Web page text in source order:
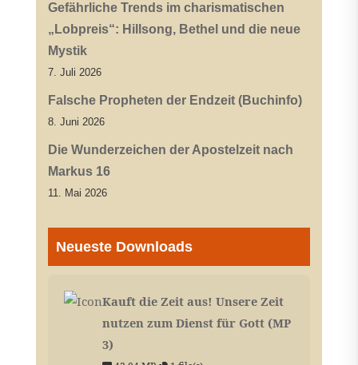
Gefährliche Trends im charismatischen
„Lobpreis“: Hillsong, Bethel und die neue
Mystik
7. Juli 2026
Falsche Propheten der Endzeit (Buchinfo)
8. Juni 2026
Die Wunderzeichen der Apostelzeit nach
Markus 16
11. Mai 2026
Neueste Downloads
Kauft die Zeit aus! Unsere Zeit
nutzen zum Dienst für Gott (MP
3)